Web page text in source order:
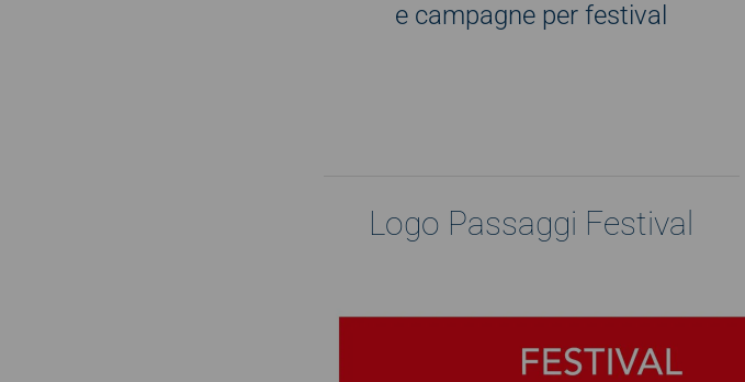
e campagne per festival
Logo Passaggi Festival